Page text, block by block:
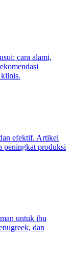
cara alami,
klinis.
efektif. Artikel
peningkat produksi
untuk ibu
dan